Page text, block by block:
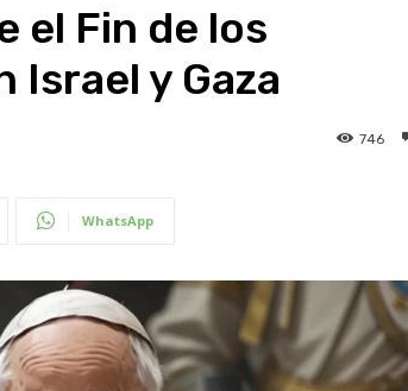
el Fin de los
y Gaza
746
WhatsApp